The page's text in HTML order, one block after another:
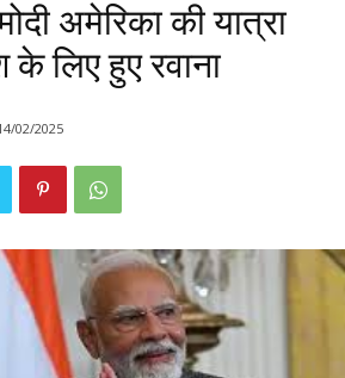
अमेरिका की यात्रा
लिए हुए रवाना
02/2025